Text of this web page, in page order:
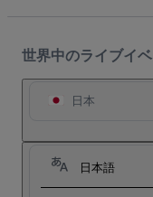
世界中のライブイ
日本
日本語